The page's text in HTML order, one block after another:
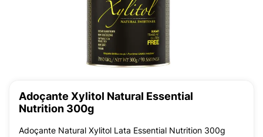
Adoçante Xylitol Natural Essential
Nutrition 300g
Adoçante Natural Xylitol Lata Essential Nutrition 300g